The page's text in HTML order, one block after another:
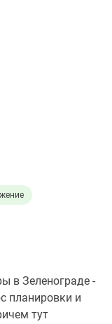
в Зеленограде -
планировки и
тут